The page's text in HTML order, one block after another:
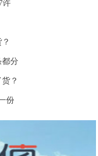
许
都分
？
份